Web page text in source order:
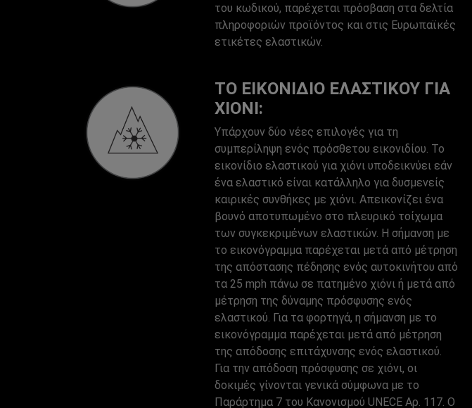
του κωδικού, παρέχεται πρόσβαση στα δελτία
πληροφοριών προϊόντος και στις Ευρωπαϊκές
ετικέτες ελαστικών.
ΤΟ ΕΙΚΟΝΊΔΙΟ ΕΛΑΣΤΙΚΟΎ ΓΙΑ
ΧΙΌΝΙ:
Υπάρχουν δύο νέες επιλογές για τη
συμπερίληψη ενός πρόσθετου εικονιδίου. Το
εικονίδιο ελαστικού για χιόνι υποδεικνύει εάν
ένα ελαστικό είναι κατάλληλο για δυσμενείς
καιρικές συνθήκες με χιόνι. Απεικονίζει ένα
βουνό αποτυπωμένο στο πλευρικό τοίχωμα
των συγκεκριμένων ελαστικών. Η σήμανση με
το εικονόγραμμα παρέχεται μετά από μέτρηση
της απόστασης πέδησης ενός αυτοκινήτου από
τα 25 mph πάνω σε πατημένο χιόνι ή μετά από
μέτρηση της δύναμης πρόσφυσης ενός
ελαστικού. Για τα φορτηγά, η σήμανση με το
εικονόγραμμα παρέχεται μετά από μέτρηση
της απόδοσης επιτάχυνσης ενός ελαστικού.
Για την απόδοση πρόσφυσης σε χιόνι, οι
δοκιμές γίνονται γενικά σύμφωνα με το
Παράρτημα 7 του Κανονισμού UNECE Αρ. 117. Ο